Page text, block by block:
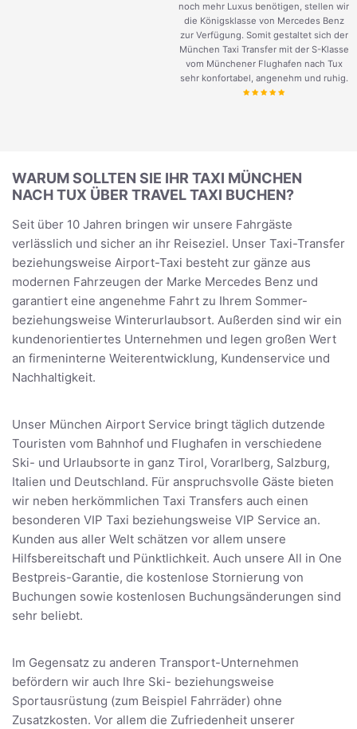
noch mehr Luxus benötigen, stellen wir
die Königsklasse von Mercedes Benz
zur Verfügung. Somit gestaltet sich der
München Taxi Transfer mit der S-Klasse
vom Münchener Flughafen nach Tux
sehr konfortabel, angenehm und ruhig.
WARUM SOLLTEN SIE IHR TAXI MÜNCHEN
NACH TUX ÜBER TRAVEL TAXI BUCHEN?
Seit über 10 Jahren bringen wir unsere Fahrgäste
verlässlich und sicher an ihr Reiseziel. Unser Taxi-Transfer
beziehungsweise Airport-Taxi besteht zur gänze aus
modernen Fahrzeugen der Marke Mercedes Benz und
garantiert eine angenehme Fahrt zu Ihrem Sommer-
beziehungsweise Winterurlaubsort. Außerden sind wir ein
kundenorientiertes Unternehmen und legen großen Wert
an firmeninterne Weiterentwicklung, Kundenservice und
Nachhaltigkeit.
Unser München Airport Service bringt täglich dutzende
Touristen vom Bahnhof und Flughafen in verschiedene
Ski- und Urlaubsorte in ganz Tirol, Vorarlberg, Salzburg,
Italien und Deutschland. Für anspruchsvolle Gäste bieten
wir neben herkömmlichen Taxi Transfers auch einen
besonderen VIP Taxi beziehungsweise VIP Service an.
Kunden aus aller Welt schätzen vor allem unsere
Hilfsbereitschaft und Pünktlichkeit. Auch unsere All in One
Bestpreis-Garantie, die kostenlose Stornierung von
Buchungen sowie kostenlosen Buchungsänderungen sind
sehr beliebt.
Im Gegensatz zu anderen Transport-Unternehmen
befördern wir auch Ihre Ski- beziehungsweise
Sportausrüstung (zum Beispiel Fahrräder) ohne
Zusatzkosten. Vor allem die Zufriedenheit unserer